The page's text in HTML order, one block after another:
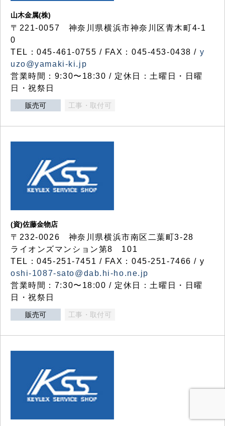
山木金属(株)
〒221-0057 神奈川県横浜市神奈川区青木町4-1
0
TEL：045-461-0755 / FAX：045-453-0438 / y
uzo@yamaki-ki.jp
営業時間：9:30〜18:30 / 定休日：土曜日・日曜
日・祝祭日
販売可 工事・取付可
(資)佐藤金物店
〒232-0026 神奈川県横浜市南区二葉町3-28
ライオンズマンション第8 101
TEL：045-251-7451 / FAX：045-251-7466 / y
oshi-1087-sato@dab.hi-ho.ne.jp
営業時間：7:30〜18:00 / 定休日：土曜日・日曜
日・祝祭日
販売可 工事・取付可